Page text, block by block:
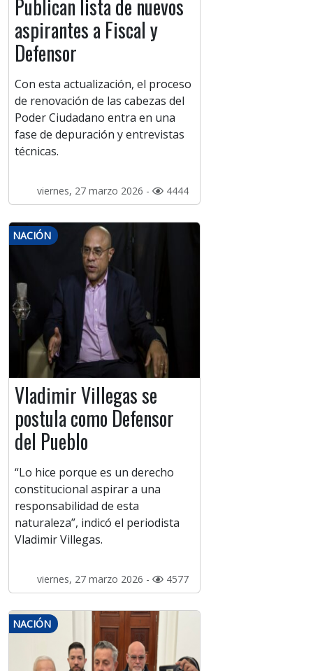
Publican lista de nuevos
aspirantes a Fiscal y
Defensor
Con esta actualización, el proceso
de renovación de las cabezas del
Poder Ciudadano entra en una
fase de depuración y entrevistas
técnicas.
viernes, 27 marzo 2026 - 4444
NACIÓN
Vladimir Villegas se
postula como Defensor
del Pueblo
“Lo hice porque es un derecho
constitucional aspirar a una
responsabilidad de esta
naturaleza”, indicó el periodista
Vladimir Villegas.
viernes, 27 marzo 2026 - 4577
NACIÓN